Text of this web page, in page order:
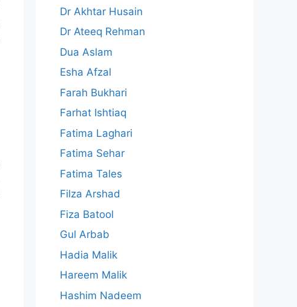
Dr Akhtar Husain
Dr Ateeq Rehman
Dua Aslam
Esha Afzal
Farah Bukhari
Farhat Ishtiaq
Fatima Laghari
Fatima Sehar
Fatima Tales
Filza Arshad
Fiza Batool
Gul Arbab
Hadia Malik
Hareem Malik
Hashim Nadeem